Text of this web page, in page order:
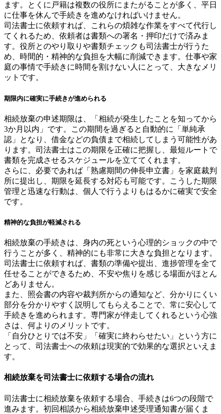
ます。とくに戸籍は複数の役所にまたがることが多く、平日
に仕事を休んで手続きを進めなければいけません。
司法書士に依頼すれば、これらの煩雑な作業をすべて代行し
てくれるため、依頼者は書類への署名・押印だけで済みま
す。役所とのやり取りや書類チェックも司法書士が行うた
め、時間的・精神的な負担を大幅に削減できます。仕事や家
庭の事情で手続きに時間を割けない人にとって、大きなメリ
ットです。
期限内に確実に手続きが進められる
相続放棄の申述期限は、「相続が発生したことを知ってから
3か月以内」です。この期間を過ぎると自動的に「単純承
認」となり、借金などの負債まで相続してしまう可能性があ
ります。司法書士はこの期限を正確に把握し、最短ルートで
書類を完成させるスケジュールを立ててくれます。
さらに、必要であれば「熟慮期間の伸長申立書」を家庭裁判
所に提出し、期限を延長する対応も可能です。こうした期限
管理と迅速な行動は、個人で行うよりもはるかに確実で安全
です。
精神的な負担が軽減される
相続放棄の手続きは、身内の死という心理的ショックの中で
行うことが多く、精神的にも非常に大きな負担となります。
司法書士に依頼すれば、書類の準備や提出、進捗管理を全て
任せることができるため、不安や焦りを感じる場面がほとん
どありません。
また、照会書の内容や裁判所からの通知など、分かりにくい
部分を分かりやすく説明してもらえることで、常に安心して
手続きを進められます。専門家が伴走してくれるという心強
さは、何よりのメリットです。
「自分ひとりでは不安」「確実に終わらせたい」という方に
とって、司法書士への依頼は現実的で効果的な選択といえま
す。
相続放棄を司法書士に依頼する場合の流れ
司法書士に相続放棄を依頼する場合、手続きは6つの段階で
進みます。初回相談から相続放棄申述受理通知書が届くま